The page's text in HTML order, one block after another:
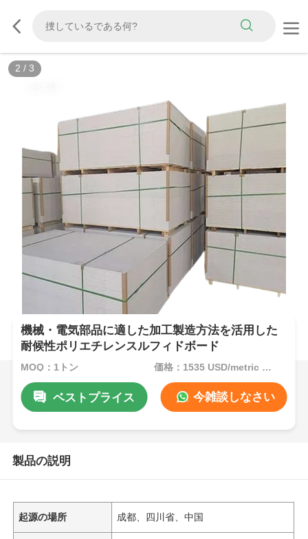
3 / 3
機械・電気部品に適した加工製造方法を活用した
耐候性ポリエチレンスルフィドボード
MOQ：1トン 価格：1535 USD/metric ton (current price)
ベストプライス 今雑談しなさい
製品の説明
起源の場所 成都、四川省、中国